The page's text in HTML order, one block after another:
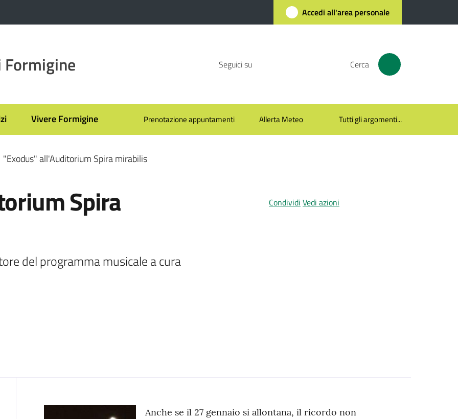
Accedi all'area personale
Formigine Seguici su Cerca
Vivere Formigine Prenotazione appuntamenti Allerta Meteo Tutti gli argomenti...
"Exodus" all'Auditorium Spira mirabilis
Spira
del programma musicale a cura
Condividi Vedi azioni
Anche se il 27 gennaio si allontana, il ricordo non